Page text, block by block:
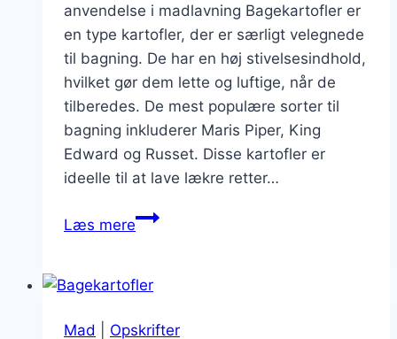
anvendelse i madlavning Bagekartofler er
en type kartofler, der er særligt velegnede
til bagning. De har en høj stivelsesindhold,
hvilket gør dem lette og luftige, når de
tilberedes. De mest populære sorter til
bagning inkluderer Maris Piper, King
Edward og Russet. Disse kartofler er
ideelle til at lave lækre retter…
Læs mereBagekartofler
ost
fløde
Mad Opskrifter